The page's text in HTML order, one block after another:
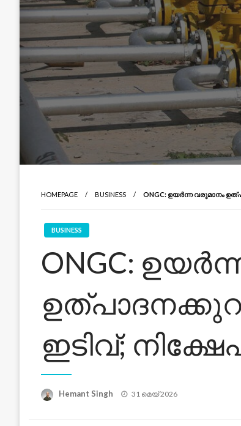
HOMEPAGE BUSINESS ONGC: ഉയർന്ന വരുമാനം
BUSINESS
ONGC:
ഇടിവ്;
Hemant Singh
Posted
31 മെയ്‌ 2026